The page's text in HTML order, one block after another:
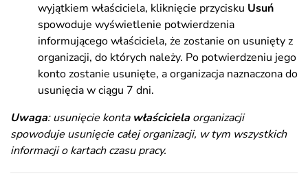
wyjątkiem właściciela, kliknięcie przycisku Usuń
spowoduje wyświetlenie potwierdzenia
informującego właściciela, że zostanie on usunięty z
organizacji, do których należy. Po potwierdzeniu jego
konto zostanie usunięte, a organizacja naznaczona do
usunięcia w ciągu 7 dni.
Uwaga: usunięcie konta właściciela organizacji
spowoduje usunięcie całej organizacji, w tym wszystkich
informacji o kartach czasu pracy.